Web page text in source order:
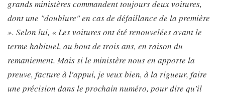
grands ministères commandent toujours deux voitures,
dont une "doublure" en cas de défaillance de la première
». Selon lui, « Les voitures ont été renouvelées avant le
terme habituel, au bout de trois ans, en raison du
remaniement. Mais si le ministère nous en apporte la
preuve, facture à l'appui, je veux bien, à la rigueur, faire
une précision dans le prochain numéro, pour dire qu'il